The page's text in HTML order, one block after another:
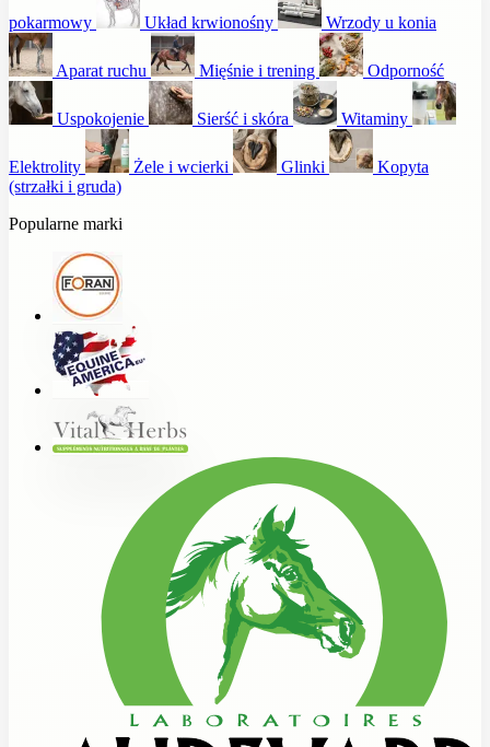
pokarmowy Układ krwionośny Wrzody u konia
Aparat ruchu Mięśnie i trening Odporność
Uspokojenie Sierść i skóra Witaminy
Elektrolity Żele i wcierki Glinki
Kopyta
(strzałki i gruda)
Popularne marki